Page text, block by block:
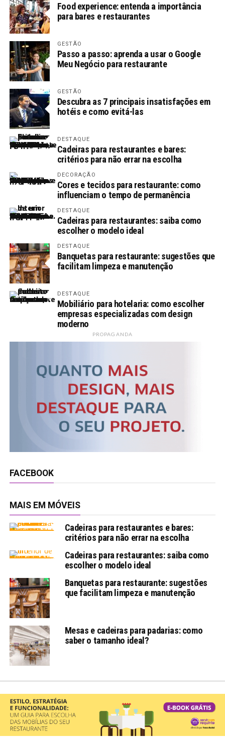
Food experience: entenda a importância
para bares e restaurantes
GESTÃO
Passo a passo: aprenda a usar o Google
Meu Negócio para restaurante
GESTÃO
Descubra as 7 principais insatisfações em
hotéis e como evitá-las
DESTAQUE
Cadeiras para restaurantes e bares:
critérios para não errar na escolha
DECORAÇÃO
Cores e tecidos para restaurante: como
influenciam o tempo de permanência
DESTAQUE
Cadeiras para restaurantes: saiba como
escolher o modelo ideal
DESTAQUE
Banquetas para restaurante: sugestões que
facilitam limpeza e manutenção
DESTAQUE
Mobiliário para hotelaria: como escolher
empresas especializadas com design
moderno
PROPAGANDA
FACEBOOK
MAIS EM MÓVEIS
Cadeiras para restaurantes e bares:
critérios para não errar na escolha
Cadeiras para restaurantes: saiba como
escolher o modelo ideal
Banquetas para restaurante: sugestões
que facilitam limpeza e manutenção
Mesas e cadeiras para padarias: como
saber o tamanho ideal?